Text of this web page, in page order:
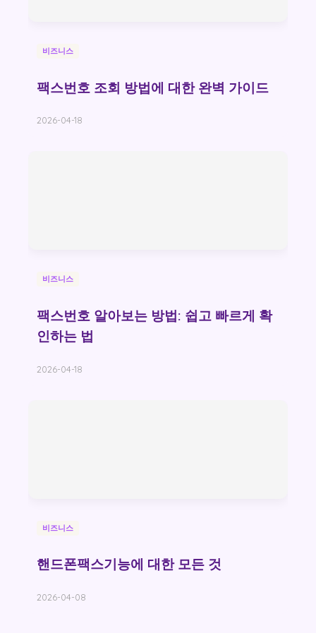
비즈니스
팩스번호 조회 방법에 대한 완벽 가이드
2026-04-18
비즈니스
팩스번호 알아보는 방법: 쉽고 빠르게 확
인하는 법
2026-04-18
비즈니스
핸드폰팩스기능에 대한 모든 것
2026-04-08